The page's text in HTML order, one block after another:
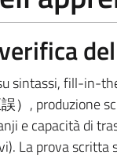
sintassi, fill-in-
） , produzione
e capacità di
La prova scritta